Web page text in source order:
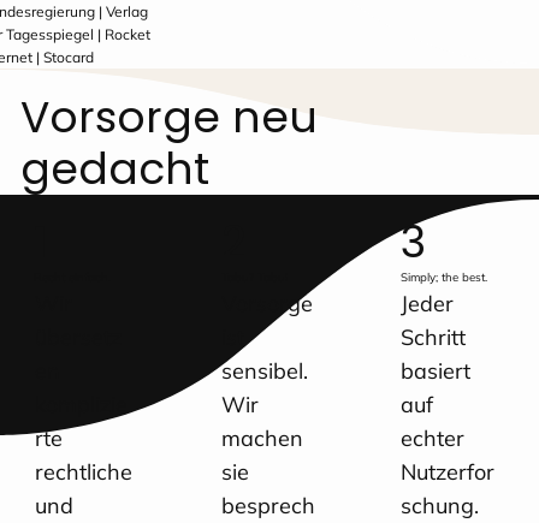
| Verlag
Tagesspiegel | Rocket
| Stocard
Vorsorge neu
gedacht
3
Simply; the best.
Jeder
Schritt
basiert
auf
echter
Nutzerfor
schung.
Vorsorge
sensibel.
Wir
machen
sie
besprech
rte
rechtliche
und